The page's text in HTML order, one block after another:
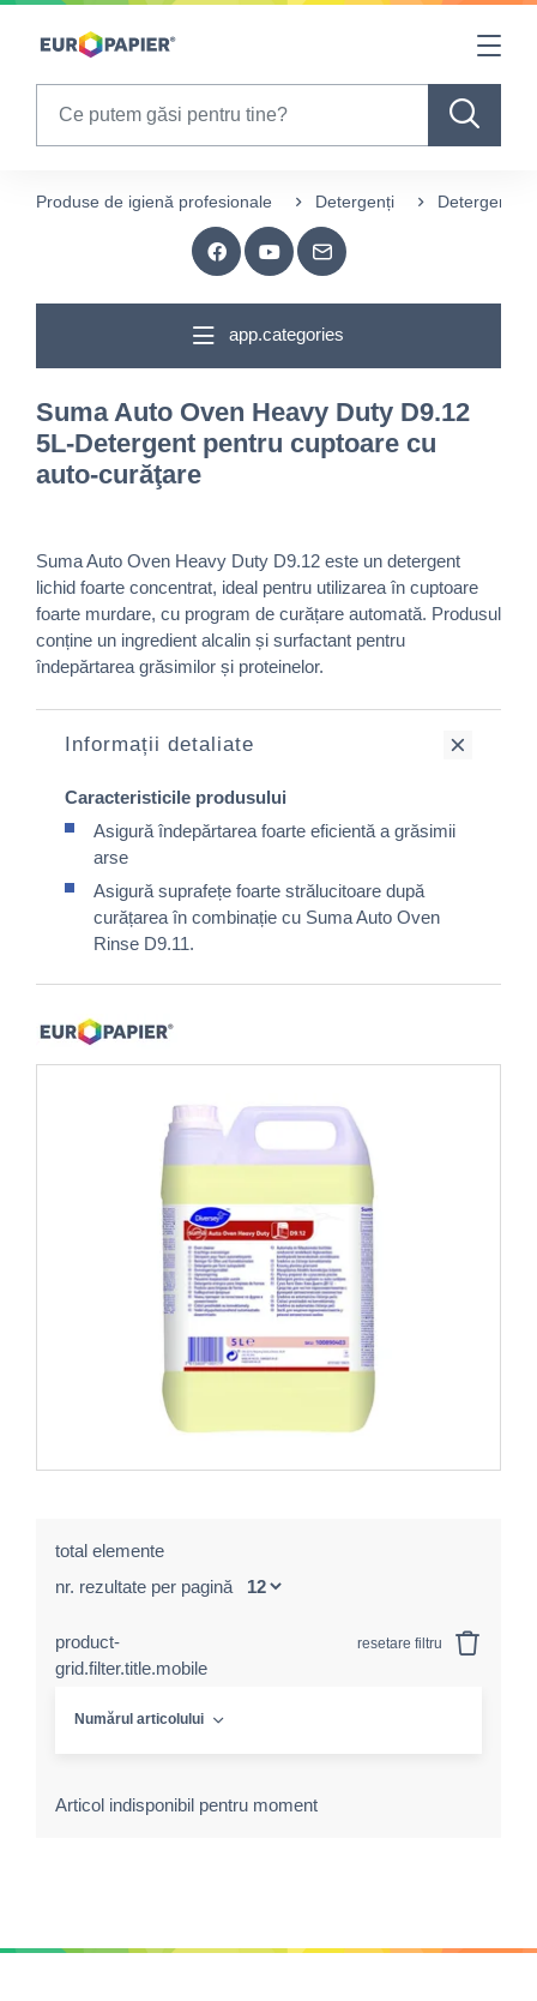
Table Of Content
Produse de igienă profesionale Detergenți Detergenți
app.categories
Suma Auto Oven Heavy Duty D9.12
5L-Detergent pentru cuptoare cu
auto-curăţare
Suma Auto Oven Heavy Duty D9.12 este un detergent
lichid foarte concentrat, ideal pentru utilizarea în cuptoare
foarte murdare, cu program de curățare automată. Produsul
conține un ingredient alcalin și surfactant pentru
îndepărtarea grăsimilor și proteinelor.
Informații detaliate
Caracteristicile produsului
Asigură îndepărtarea foarte eficientă a grăsimii
arse
Asigură suprafețe foarte strălucitoare după
curățarea în combinație cu Suma Auto Oven
Rinse D9.11.
total elemente
nr. rezultate per pagină
product-
grid.filter.title.mobile
resetare filtru
Numărul articolului
Articol indisponibil pentru moment